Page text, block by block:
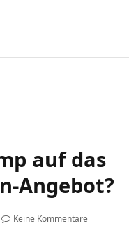
auf das
Angebot?
Keine Kommentare